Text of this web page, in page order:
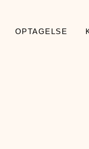
OPTAGELSE